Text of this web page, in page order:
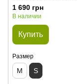
1 690 грн
В наличии
Купить
Размер
M S